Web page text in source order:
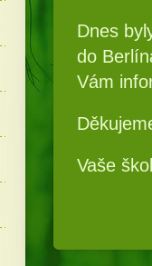
Dnes
do
Vám
Vaše